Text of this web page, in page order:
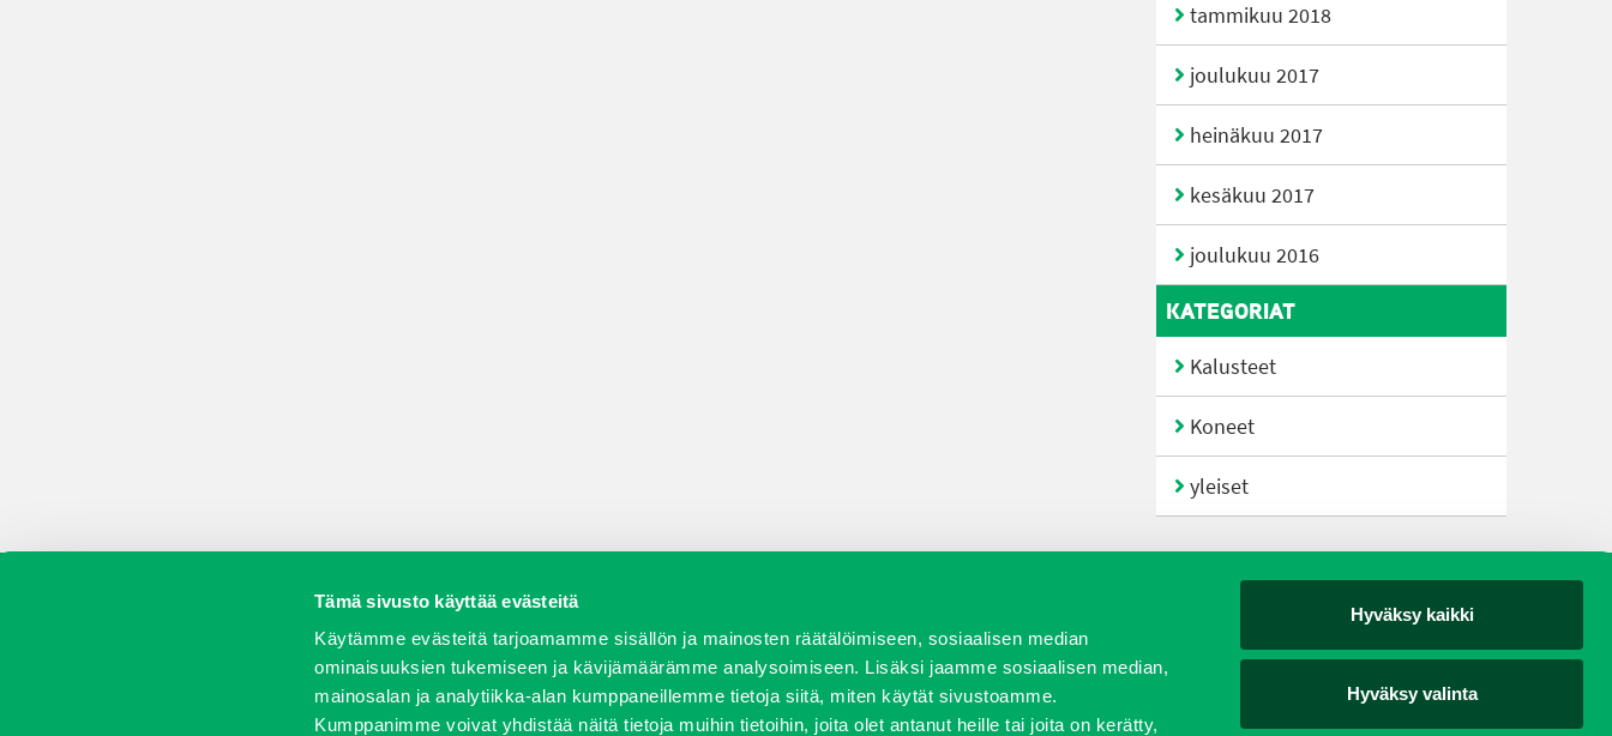
Tämä sivusto käyttää evästeitä
Käytämme evästeitä tarjoamamme sisällön ja mainosten räätälöimiseen, sosiaalisen median
ominaisuuksien tukemiseen ja kävijämäärämme analysoimiseen. Lisäksi jaamme sosiaalisen median,
mainosalan ja analytiikka-alan kumppaneillemme tietoja siitä, miten käytät sivustoamme.
Kumppanimme voivat yhdistää näitä tietoja muihin tietoihin, joita olet antanut heille tai joita on kerätty,
Hyväksy kaikki
Hyväksy valinta
tammikuu 2018
joulukuu 2017
heinäkuu 2017
kesäkuu 2017
joulukuu 2016
KATEGORIAT
Kalusteet
Koneet
yleiset
Vaihtokoneet Kalusteet Huolto ja varaosat Verkkokauppa JT Vuokrakone Jälleenmyyjät